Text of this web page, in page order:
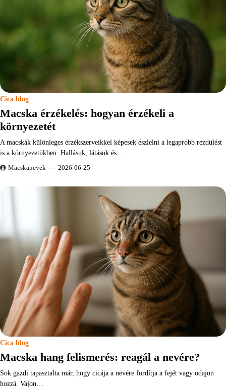
Cica blog
Macska érzékelés: hogyan érzékeli a
környezetét
A macskák különleges érzékszerveikkel képesek észlelni a legapróbb rezdülést
is a környezetükben. Hallásuk, látásuk és…
Macskanevek 2026-06-25
Cica blog
Macska hang felismerés: reagál a nevére?
Sok gazdi tapasztalta már, hogy cicája a nevére fordítja a fejét vagy odajön
hozzá. Vajon…